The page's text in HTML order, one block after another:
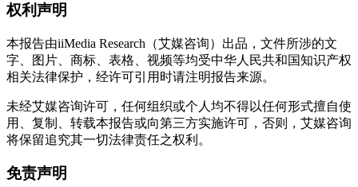
权利声明
本报告由iiMedia Research（艾媒咨询）出品，文件所涉的文
字、图片、商标、表格、视频等均受中华人民共和国知识产权
相关法律保护，经许可引用时请注明报告来源。
未经艾媒咨询许可，任何组织或个人均不得以任何形式擅自使
用、复制、转载本报告或向第三方实施许可，否则，艾媒咨询
将保留追究其一切法律责任之权利。
免责声明